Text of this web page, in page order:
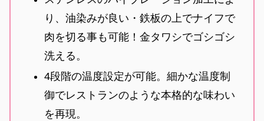
り、油染みが良い・鉄板の上でナイフで
肉を切る事も可能！金タワシでゴシゴシ
洗える。
4段階の温度設定が可能。細かな温度制
御でレストランのような本格的な味わい
を再現。